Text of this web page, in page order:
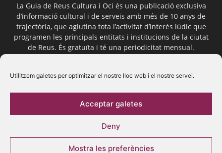
Utilitzem galetes per optimitzar el nostre lloc web i el nostre servei.
Acceptar galetes
Deny
Mostra les preferències
La Guia de Reus Cultura i Oci és una publicació exclusiva
d’informació cultural i de serveis amb més de 10 anys de
trajectòria, que aglutina tota l’activitat d’interès lúdic que
programen les principals entitats i institucions de la ciutat
de Reus. És gratuïta i té una periodicitat mensual.
Segueix-nos